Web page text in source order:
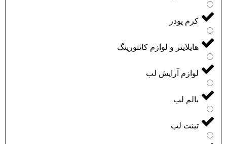
کرم پودر
هایلایتر و لوازم کانتورینگ
لوازم آرایش لب
بالم لب
تینت لب